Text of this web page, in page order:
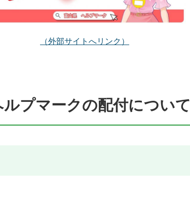
（外部サイトへリンク）
プマークの配付について